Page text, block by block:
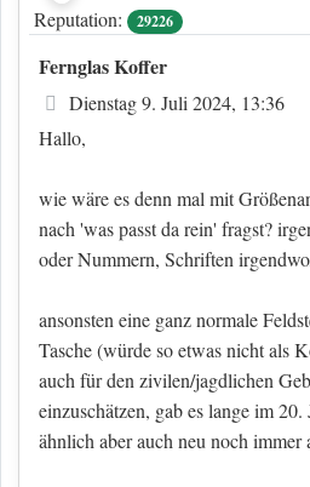
Reputation:
29226
Fernglas Koffer
Beitrag
Dienstag 9. Juli 2024, 13:36
Hallo,
wie wäre es denn mal mit
nach 'was passt da rein' fragst?
oder Nummern, Schriften
ansonsten eine ganz normale
Tasche (würde so etwas nicht als
auch für den zivilen/jagdlichen
einzuschätzen, gab es lange im
ähnlich aber auch neu noch immer